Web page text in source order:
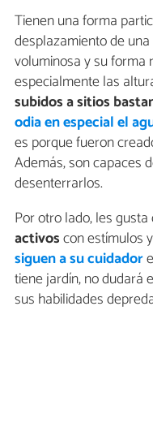
Tienen una forma
desplazamiento de
voluminosa y su forma
especialmente las
subidos a sitios
odia en especial el
es porque fueron
Además, son capaces
desenterrarlos.
Por otro lado, les
activoscon estímulos
siguen a su cuidador
tiene jardín, no dudará
sus habilidades